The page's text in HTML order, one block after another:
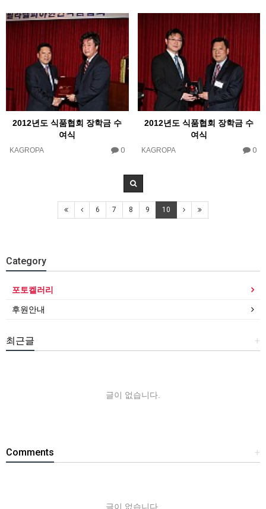
2012년도 식품협회 장학금 수
여식
KAGROPA 0
2012년도 식품협회 장학금 수
여식
KAGROPA 0
6 7 8 9 10
Category
포토켈러리
후원안내
+
최근글
글이 없습니다.
+
Comments
글이 없습니다.